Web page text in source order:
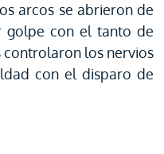
arcos se abrieron de
golpe con el tanto de
controlaron los nervios
con el disparo de